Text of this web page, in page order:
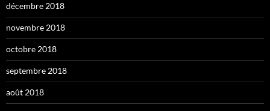
décembre 2018
novembre 2018
octobre 2018
septembre 2018
août 2018